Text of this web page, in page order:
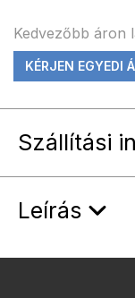
Kedvezőbb áron
KÉRJEN EGYEDI
Szállítási
Leírás